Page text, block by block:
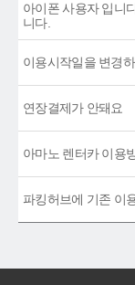
아이폰 사용자 입니
니다.
이용시작일을 변경
연장결제가 안돼요
아마노 렌터카 이용
파킹허브에 기존 이